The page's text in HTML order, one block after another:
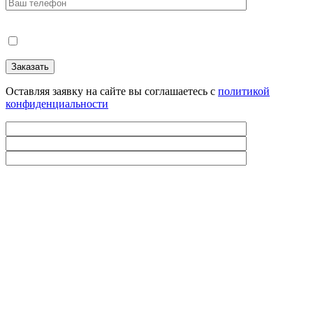
Оставляя заявку на сайте вы соглашаетесь с политикой
конфиденциальности